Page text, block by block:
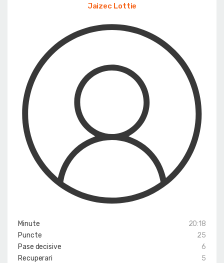
Jaizec Lottie
Minute
20:18
Puncte
25
Pase decisive
6
Recuperari
5